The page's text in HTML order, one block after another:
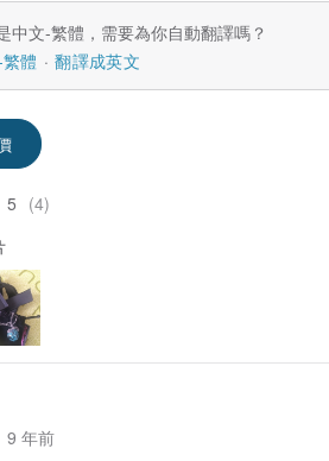
貨會3個工作天內寄出
成後3個工作天內寄出.
請看郵費下方的 ""點我了解設計館的交
自設計及手工製作
中文-繁體，需要為你自動翻譯嗎？
體
翻譯成英文
5 (4)
9 年前